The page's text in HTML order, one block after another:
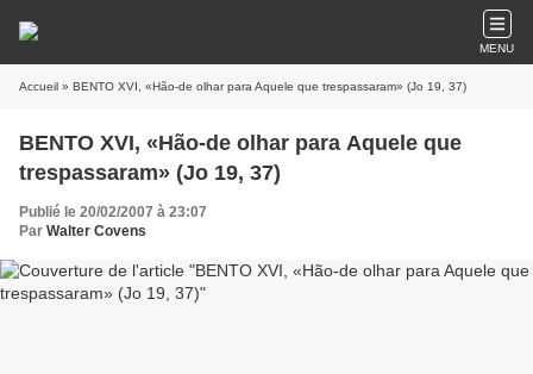
MENU
Accueil » BENTO XVI, «Hão-de olhar para Aquele que trespassaram» (Jo 19, 37)
BENTO XVI, «Hão-de olhar para Aquele que
trespassaram» (Jo 19, 37)
Publié le 20/02/2007 à 23:07
Par Walter Covens